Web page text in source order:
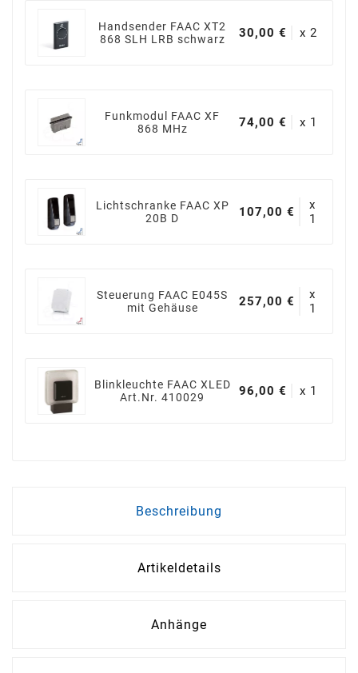
Handsender FAAC XT2
868 SLH LRB schwarz
30,00 € x 2
Funkmodul FAAC XF
868 MHz
74,00 € x 1
Lichtschranke FAAC XP
20B D
107,00 €
x
1
Steuerung FAAC E045S
mit Gehäuse
257,00 €
x
1
Blinkleuchte FAAC XLED
Art.Nr. 410029
96,00 € x 1
Beschreibung
Artikeldetails
Anhänge